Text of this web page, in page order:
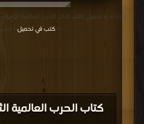
كتاب الحرب العالمية
> كتب في تحميل |